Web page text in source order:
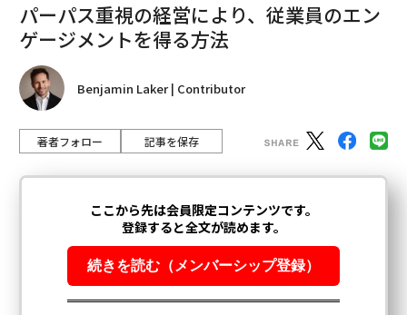
パーパス重視の経営により、従業員のエン
ゲージメントを得る方法
Benjamin Laker | Contributor
著者フォロー 記事を保存